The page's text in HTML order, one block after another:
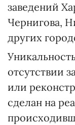
заведений
Чернигова,
других
отсутствии
или
сделан на